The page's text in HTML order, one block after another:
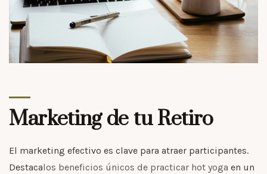
Marketing de tu Retiro
El marketing efectivo es clave para atraer participantes.
Destacalos beneficios únicos de practicar hot yoga en un